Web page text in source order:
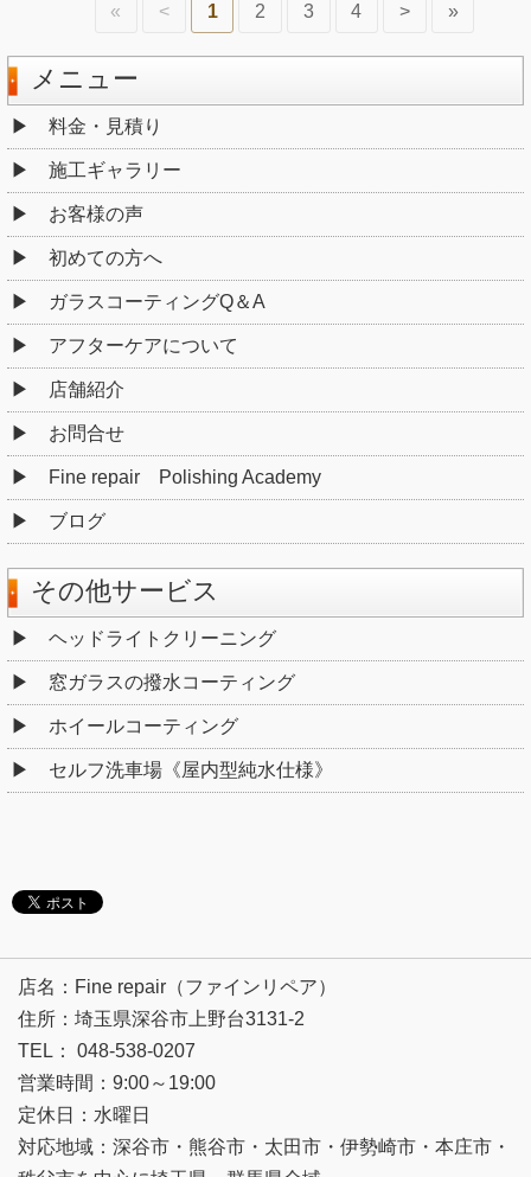
« < 1 2 3 4 > »
メニュー
料金・見積り
施工ギャラリー
お客様の声
初めての方へ
ガラスコーティングQ＆A
アフターケアについて
店舗紹介
お問合せ
Fine repair Polishing Academy
ブログ
その他サービス
ヘッドライトクリーニング
窓ガラスの撥水コーティング
ホイールコーティング
セルフ洗車場《屋内型純水仕様》
店名：Fine repair（ファインリペア）
住所：埼玉県深谷市上野台3131-2
TEL： 048-538-0207
営業時間：9:00～19:00
定休日：水曜日
対応地域：深谷市・熊谷市・太田市・伊勢崎市・本庄市・